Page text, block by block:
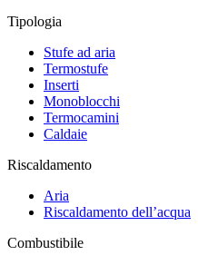
Tipologia
Stufe ad aria
Termostufe
Inserti
Monoblocchi
Termocamini
Caldaie
Riscaldamento
Aria
Riscaldamento dell’acqua
Combustibile